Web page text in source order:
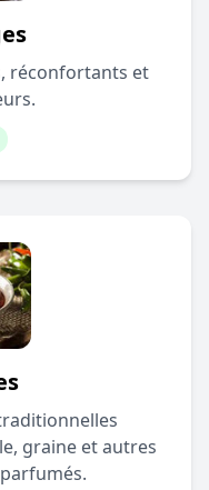
réconfortants et
graine et autres